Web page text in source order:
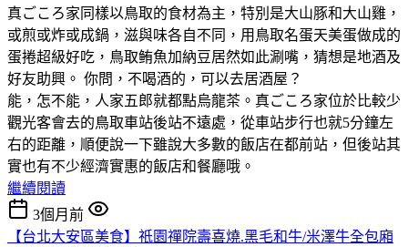
真ごころ家同樣以鳥取的食材為主，特別是大山豚和大山雞，
或煎或炸或成鍋，滋與味各自不同，用鳥取名蛋天美蛋做成的
蛋捲超級好吃，鳥取鲔魚加納豆居然如此涮嘴，猜想是地酒及
好友助興。 你問，不喝酒的，可以去居酒屋？
能，怎不能，人家五郎就都點烏龍茶。真ごころ家位於比較少
觀光客會去的鳥取車站後站不遠處，從車站步行也就5分鐘左
右的距離，順便說一下雖說大多數的飯店在都前站，但後站其
實也有不少經濟實惠的飯店和餐廳哦。
繼續閱讀
3個月前
【台北大安區美食】祇園禪院壽喜燒.黑毛和牛/米澤牛全包廂